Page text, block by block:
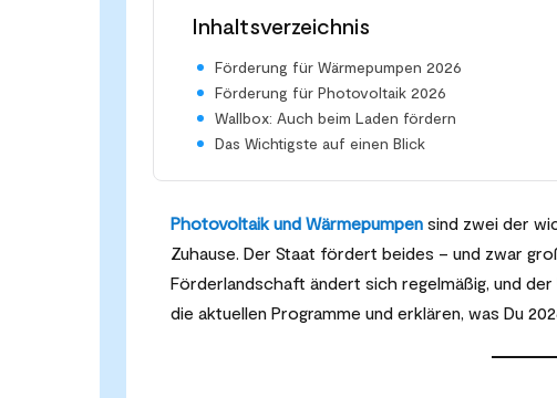
Inhaltsverzeichnis
Förderung für Wärmepumpen 2026
Förderung für Photovoltaik 2026
Wallbox: Auch beim Laden fördern
Das Wichtigste auf einen Blick
Photovoltaik und Wärmepumpen sind zwei der
Zuhause. Der Staat fördert beides – und zwar
Förderlandschaft ändert sich regelmäßig, und
die aktuellen Programme und erklären, was Du